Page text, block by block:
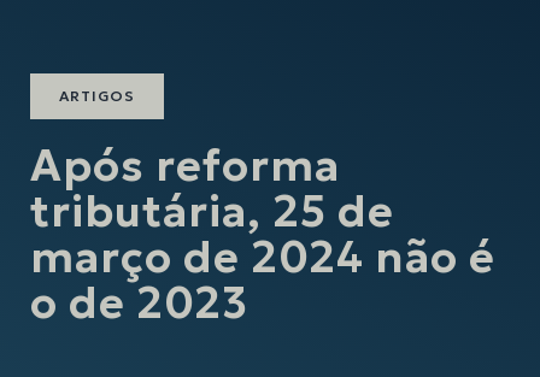
ARTIGOS
Após reforma
tributária, 25 de
março de 2024 não é
o de 2023